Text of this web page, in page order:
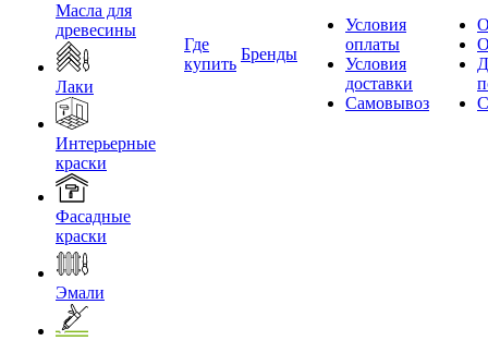
Масла для
древесины
Лаки
Интерьерные
краски
Фасадные
краски
Эмали
Где
купить
Бренды
Условия
оплаты
Условия
доставки
Самовывоз